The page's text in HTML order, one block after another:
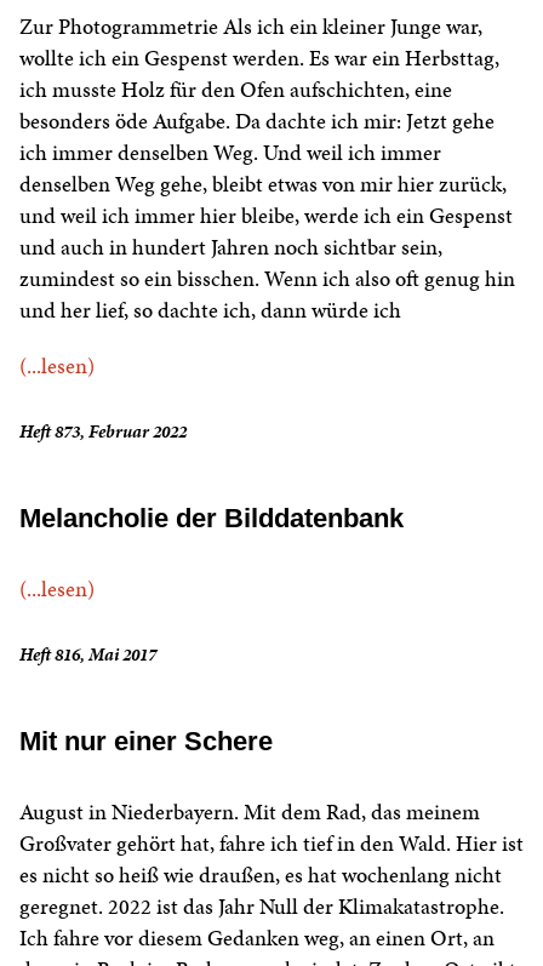
Zur Photogrammetrie Als ich ein kleiner Junge war,
wollte ich ein Gespenst werden. Es war ein Herbsttag,
ich musste Holz für den Ofen aufschichten, eine
besonders öde Aufgabe. Da dachte ich mir: Jetzt gehe
ich immer denselben Weg. Und weil ich immer
denselben Weg gehe, bleibt etwas von mir hier zurück,
und weil ich immer hier bleibe, werde ich ein Gespenst
und auch in hundert Jahren noch sichtbar sein,
zumindest so ein bisschen. Wenn ich also oft genug hin
und her lief, so dachte ich, dann würde ich
(...lesen)
Heft 873, Februar 2022
Melancholie der Bilddatenbank
(...lesen)
Heft 816, Mai 2017
Mit nur einer Schere
August in Niederbayern. Mit dem Rad, das meinem
Großvater gehört hat, fahre ich tief in den Wald. Hier ist
es nicht so heiß wie draußen, es hat wochenlang nicht
geregnet. 2022 ist das Jahr Null der Klimakatastrophe.
Ich fahre vor diesem Gedanken weg, an einen Ort, an